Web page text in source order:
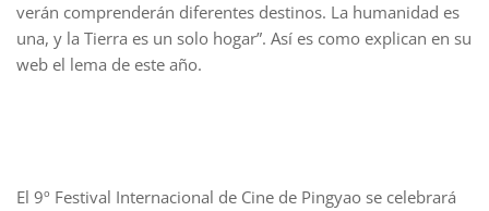
verán comprenderán diferentes destinos. La humanidad es
una, y la Tierra es un solo hogar”. Así es como explican en su
web el lema de este año.
El 9º Festival Internacional de Cine de Pingyao se celebrará